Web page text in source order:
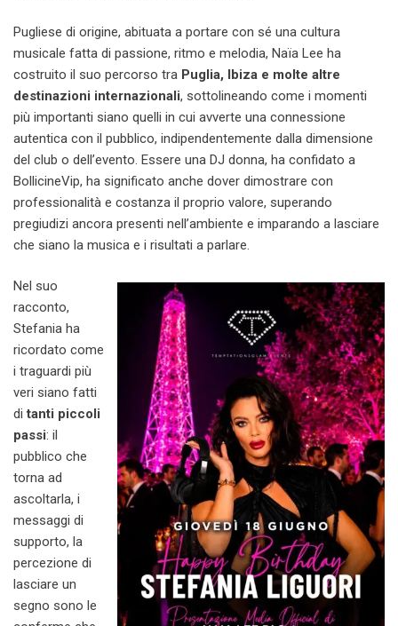
Pugliese di origine, abituata a portare con sé una cultura
musicale fatta di passione, ritmo e melodia, Naïa Lee ha
costruito il suo percorso tra Puglia, Ibiza e molte altre
destinazioni internazionali, sottolineando come i momenti
più importanti siano quelli in cui avverte una connessione
autentica con il pubblico, indipendentemente dalla dimensione
del club o dell’evento. Essere una DJ donna, ha confidato a
BollicineVip, ha significato anche dover dimostrare con
professionalità e costanza il proprio valore, superando
pregiudizi ancora presenti nell’ambiente e imparando a lasciare
che siano la musica e i risultati a parlare.
Nel suo
racconto,
Stefania ha
ricordato come
i traguardi più
veri siano fatti
ditanti piccoli
passi: il
pubblico che
torna ad
ascoltarla, i
messaggi di
supporto, la
percezione di
lasciare un
segno sono le